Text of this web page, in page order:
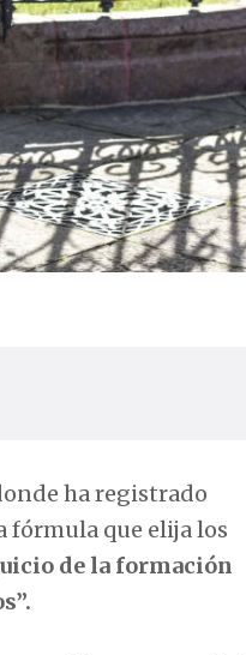
ha registrado
fórmula que elija los
de la formación